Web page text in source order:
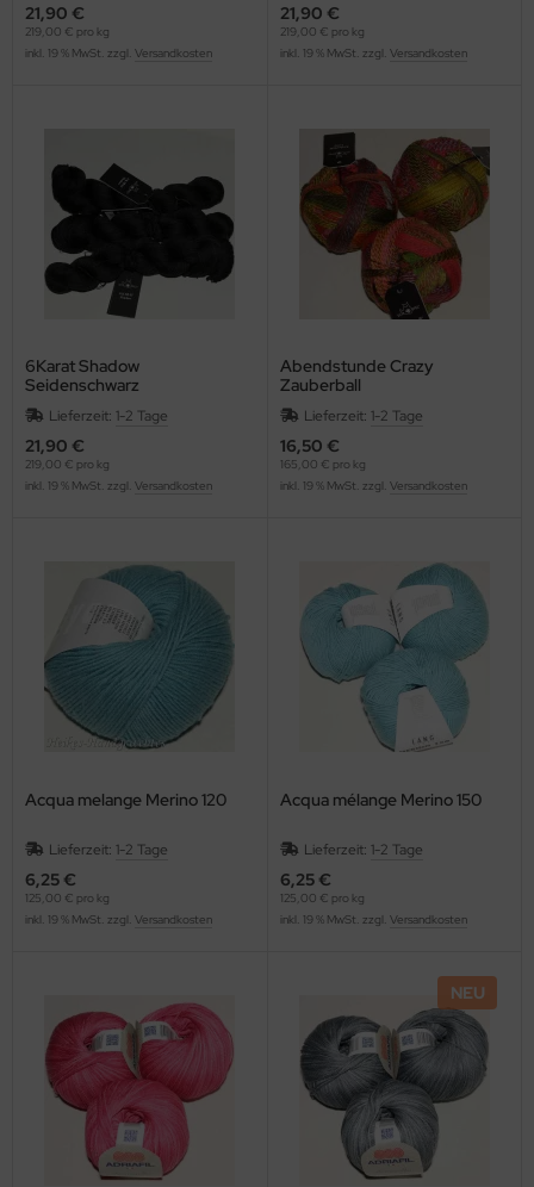
21,90 €
219,00 € pro kg
inkl. 19 % MwSt. zzgl. Versandkosten
21,90 €
219,00 € pro kg
inkl. 19 % MwSt. zzgl. Versandkosten
6Karat Shadow
Seidenschwarz
Lieferzeit: 1-2 Tage
21,90 €
219,00 € pro kg
inkl. 19 % MwSt. zzgl. Versandkosten
Abendstunde Crazy
Zauberball
Lieferzeit: 1-2 Tage
16,50 €
165,00 € pro kg
inkl. 19 % MwSt. zzgl. Versandkosten
Acqua melange Merino 120
Lieferzeit: 1-2 Tage
6,25 €
125,00 € pro kg
inkl. 19 % MwSt. zzgl. Versandkosten
Acqua mélange Merino 150
Lieferzeit: 1-2 Tage
6,25 €
125,00 € pro kg
inkl. 19 % MwSt. zzgl. Versandkosten
NEU